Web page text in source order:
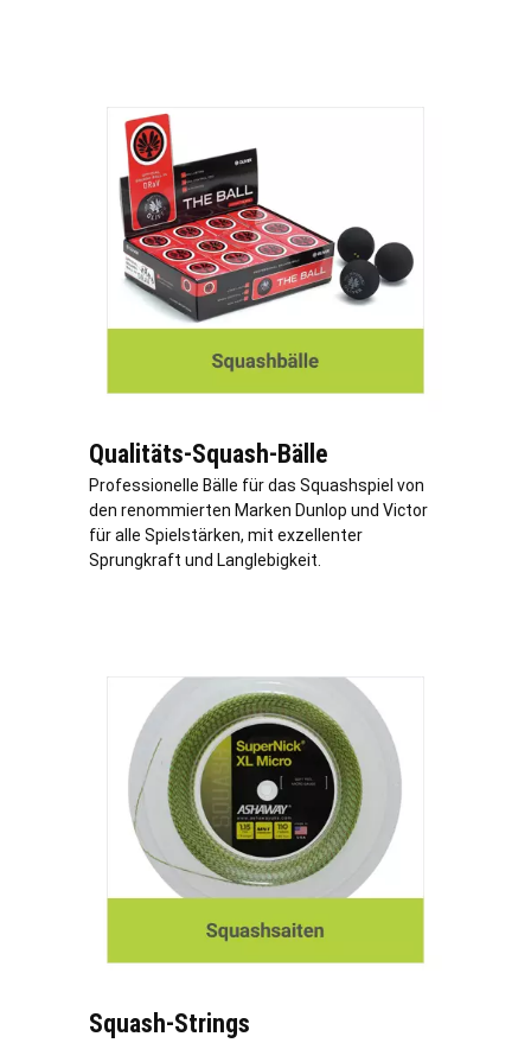
Qualitäts-Squash-Bälle
Professionelle Bälle für das Squashspiel von
den renommierten Marken Dunlop und Victor
für alle Spielstärken, mit exzellenter
Sprungkraft und Langlebigkeit.
Squash-Strings